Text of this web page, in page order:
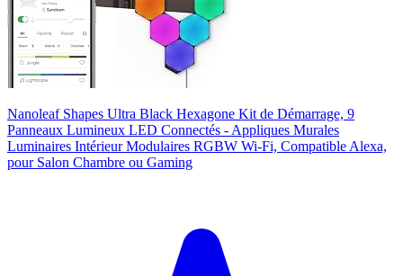
Nanoleaf Shapes Ultra Black Hexagone Kit de Démarrage, 9
Panneaux Lumineux LED Connectés - Appliques Murales
Luminaires Intérieur Modulaires RGBW Wi-Fi, Compatible Alexa,
pour Salon Chambre ou Gaming